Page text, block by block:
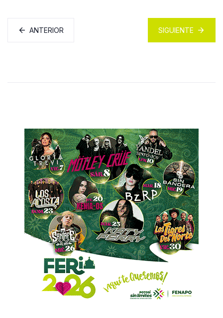
ANTERIOR SIGUIENTE